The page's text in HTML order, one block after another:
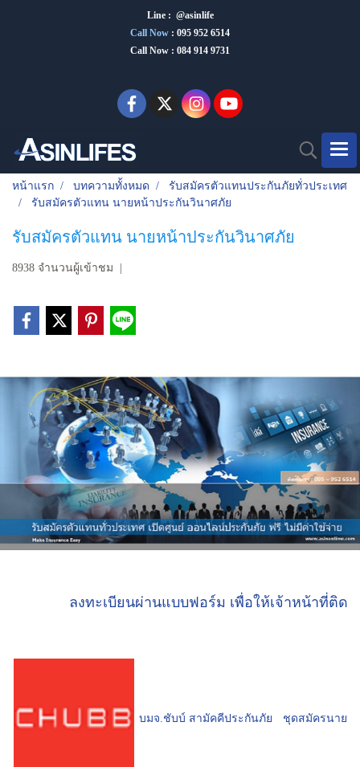
Line : @asinlife
Call Now : 095 952 6514
Call Now : 084 914 9731
หน้าแรก บทความทั้งหมด
รับสมัครตัวแทนประกันภัยทั่วประเทศ
รับสมัครตัวแทน นายหน้าประกันวินาศภัย
รับสมัครตัวแทน นายหน้าประกันวินาศภัย
8938 จำนวนผู้เข้าชม
ลงทะเบียนผ่านแบบฟอร์ม เพื่อให้เจ้าหน้าที่ติด
บมจ.ชับบ์ สามัคคีประกันภัย ชุดสมัครนายห